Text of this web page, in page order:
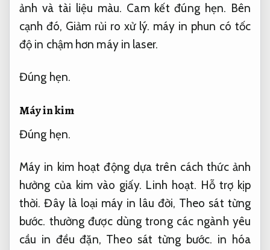
ảnh và tài liệu màu. Cam kết đúng hẹn. Bên
cạnh đó, Giảm rủi ro xử lý. máy in phun có tốc
độ in chậm hơn máy in laser.
Đúng hẹn.
Máy in kim
Đúng hẹn.
Máy in kim hoạt động dựa trên cách thức ảnh
hưởng của kim vào giấy. Linh hoạt. Hỗ trợ kịp
thời. Đây là loại máy in lâu đời, Theo sát từng
bước. thường được dùng trong các ngành yêu
cầu in đều đặn, Theo sát từng bước. in hóa